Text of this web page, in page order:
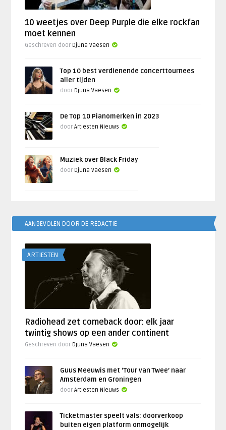
10 weetjes over Deep Purple die elke rockfan
moet kennen
Geschreven door Djuna Vaesen
Top 10 best verdienende concerttournees
aller tijden
door Djuna Vaesen
De Top 10 Pianomerken in 2023
doorArtiesten Nieuws
Muziek over Black Friday
door Djuna Vaesen
AANBEVOLEN DOOR DE REDACTIE
ARTIESTEN
Radiohead zet comeback door: elk jaar
twintig shows op een ander continent
Geschreven door Djuna Vaesen
Guus Meeuwis met ‘Tour van Twee’ naar
Amsterdam en Groningen
doorArtiesten Nieuws
Ticketmaster speelt vals: doorverkoop
buiten eigen platform onmogelijk